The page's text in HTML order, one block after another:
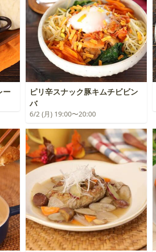
ー
ピリ辛スナック豚キムチビビン
バ
6/2 (月) 19:00〜20:00